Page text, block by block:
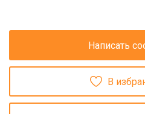
Написать
В